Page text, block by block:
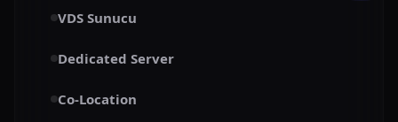
VDS Sunucu
Dedicated Server
Co-Location